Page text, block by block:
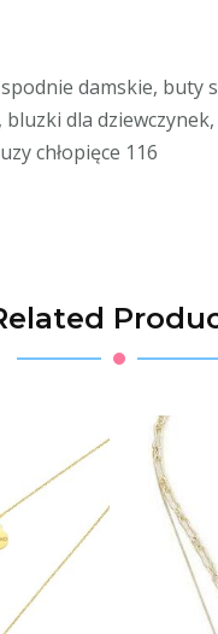
damskie, buty
dla
chłopięce 116